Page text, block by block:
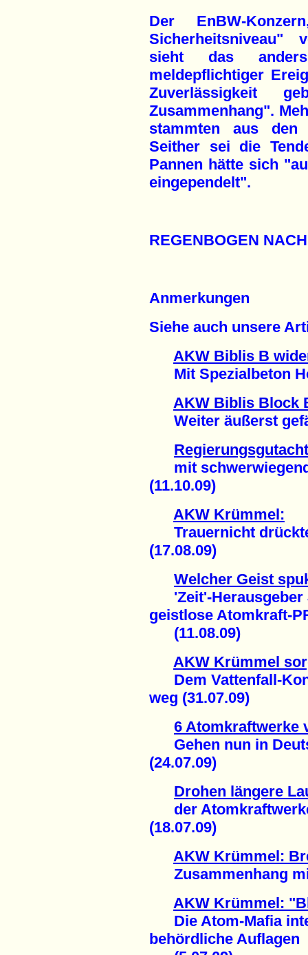
Der EnBW-
Sicherheitsniveau"
sieht das
meldepflichtiger
Zuverlässigkeit
Zusammenhang".
stammten aus den
Seither sei die
Pannen hätte sich
eingependelt".
REGENBOGEN
Anmerkungen
Siehe auch unsere
AKW Biblis B
Mit Spezialbeton
AKW Biblis Block
Weiter äußerst
mit
(11.10.09)
AKW Krümmel:
Trauernicht
(17.08.09)
Welcher Geist
'Zeit'-Herausgeber
geistlose Atomkraft-
(11.08.09)
AKW Krümmel
Dem Vattenfall-
weg (31.07.09)
6 Atomkraftwerke
Gehen nun in
(24.07.09)
Drohen längere
der
(18.07.09)
AKW Krümmel:
Zusammenhang
AKW Krümmel:
Die Atom-Mafia
behördliche Auflagen